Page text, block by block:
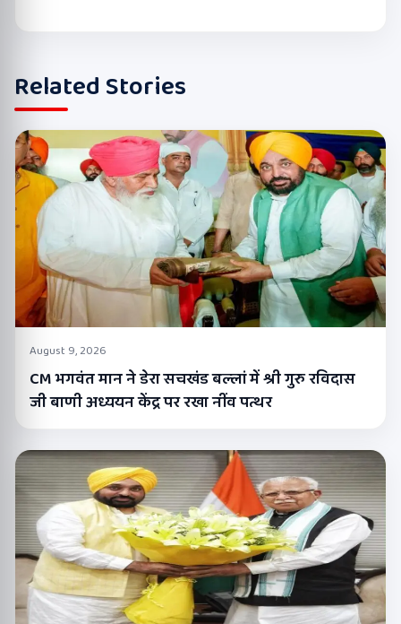
Related Stories
August 9, 2026
CM भगवंत मान ने डेरा सचखंड बल्लां में श्री गुरु रविदास
जी बाणी अध्ययन केंद्र पर रखा नींव पत्थर